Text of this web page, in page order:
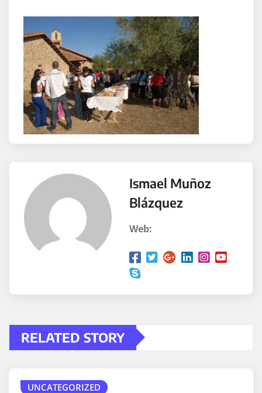
Ismael Muñoz
Blázquez
Web:
RELATED STORY
UNCATEGORIZED